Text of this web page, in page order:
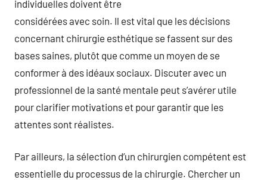
individuelles doivent être
considérées avec soin. Il est vital que les décisions
concernant chirurgie esthétique se fassent sur des
bases saines, plutôt que comme un moyen de se
conformer à des idéaux sociaux. Discuter avec un
professionnel de la santé mentale peut s’avérer utile
pour clarifier motivations et pour garantir que les
attentes sont réalistes.
Par ailleurs, la sélection d’un chirurgien compétent est
essentielle du processus de la chirurgie. Chercher un